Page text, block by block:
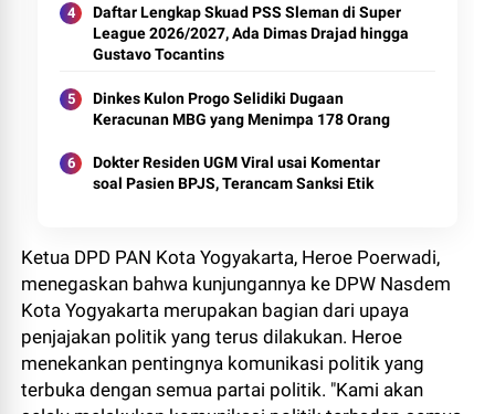
Daftar Lengkap Skuad PSS Sleman di Super
League 2026/2027, Ada Dimas Drajad hingga
Gustavo Tocantins
Dinkes Kulon Progo Selidiki Dugaan
Keracunan MBG yang Menimpa 178 Orang
Dokter Residen UGM Viral usai Komentar
soal Pasien BPJS, Terancam Sanksi Etik
Ketua DPD PAN Kota Yogyakarta, Heroe Poerwadi,
menegaskan bahwa kunjungannya ke DPW Nasdem
Kota Yogyakarta merupakan bagian dari upaya
penjajakan politik yang terus dilakukan. Heroe
menekankan pentingnya komunikasi politik yang
terbuka dengan semua partai politik. "Kami akan